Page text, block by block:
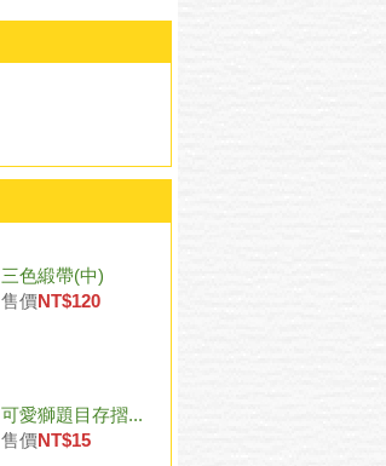
三色緞帶(中)
售價NT$120
可愛獅題目存摺...
售價NT$15